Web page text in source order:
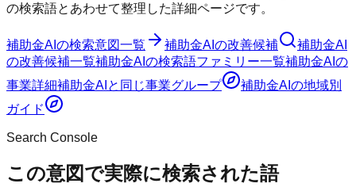
の検索語とあわせて整理した詳細ページです。
補助金AI の検索意図一覧 補助金AI の改善候補
補助金AI
の改善候補一覧補助金AI の検索語ファミリー一覧補助金AI の
事業詳細補助金AI と同じ事業グループ 補助金AI の地域別
ガイド
Search Console
この意図で実際に検索された語